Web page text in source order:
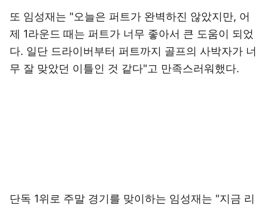
또 임성재는 "오늘은 퍼트가 완벽하진 않았지만, 어
제 1라운드 때는 퍼트가 너무 좋아서 큰 도움이 되었
다. 일단 드라이버부터 퍼트까지 골프의 사박자가 너
무 잘 맞았던 이틀인 것 같다"고 만족스러워했다.
단독 1위로 주말 경기를 맞이하는 임성재는 "지금 리